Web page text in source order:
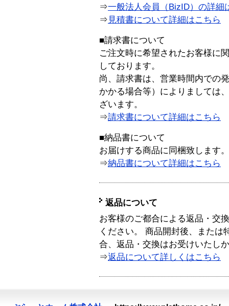
⇒一般法人会員（BizID）の詳細
⇒ 見積書について詳細はこちら
■請求書について
ご注文時に希望されたお客様に
しております。
尚、請求書は、営業時間内での
かかる場合等）によりましては
ざいます。
⇒請求書について詳細はこちら
■納品書について
お届けする商品に同梱致します。
⇒納品書について詳細はこちら
返品について
お客様のご都合による返品・交
ください。 商品開封後、または
合、返品・交換はお受けいたし
⇒返品について詳しくはこちら